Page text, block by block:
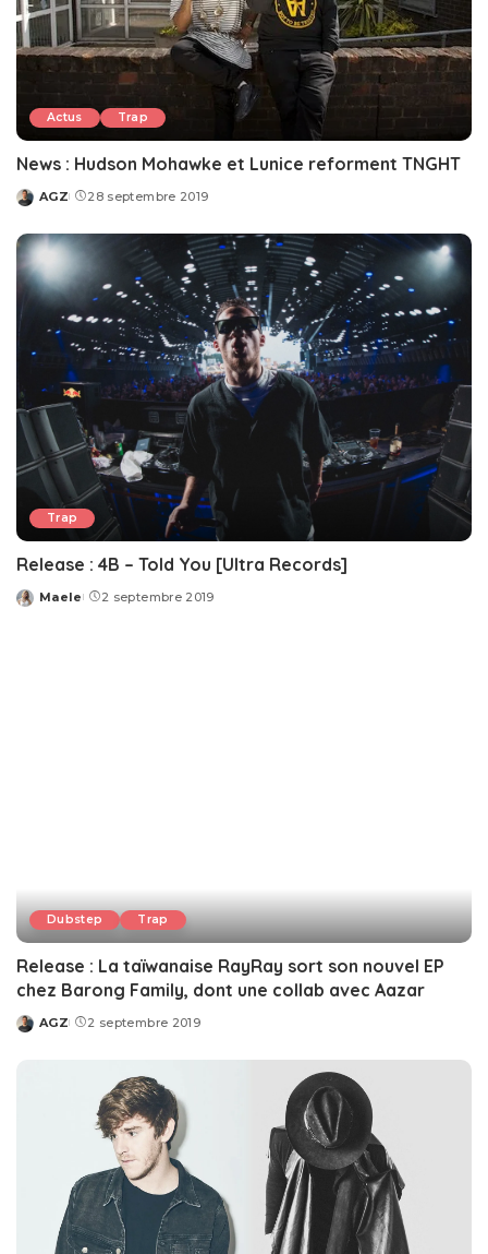
Actus Trap
News : Hudson Mohawke et Lunice reforment TNGHT
Posted
AGZ 28 septembre 2019
Trap
Release : 4B – Told You [Ultra Records]
Posted
Maele 2 septembre 2019
Dubstep Trap
Release : La taïwanaise RayRay sort son nouvel EP
chez Barong Family, dont une collab avec Aazar
Posted
AGZ 2 septembre 2019